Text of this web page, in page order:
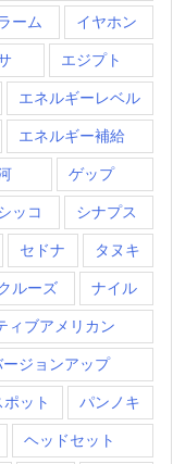
ーム イヤホン
エジプト
エネルギーレベル
エネルギー補給
ゲップ
ッコ シナプス
セドナ タヌキ
ルーズ ナイル
ィブアメリカン
ージョンアップ
ット パンノキ
ヘッドセット